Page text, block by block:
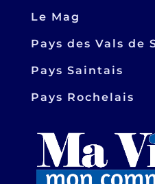
Le Mag
Pays des Vals de
Pays Saintais
Pays Rochelais